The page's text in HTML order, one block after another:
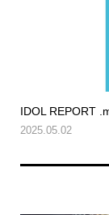
IDOL REPORT
2025.05.02